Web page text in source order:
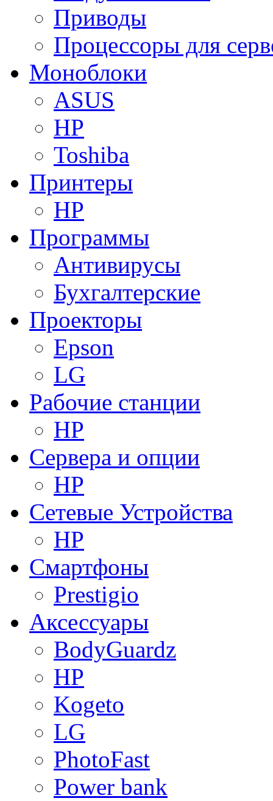
Приводы
Процессоры для
Моноблоки
ASUS
HP
Toshiba
Принтеры
HP
Программы
Антивирусы
Бухгалтерские
Проекторы
Epson
LG
Рабочие станции
HP
Сервера и опции
HP
Сетевые Устройства
HP
Смартфоны
Prestigio
Аксессуары
BodyGuardz
HP
Kogeto
LG
PhotoFast
Power bank